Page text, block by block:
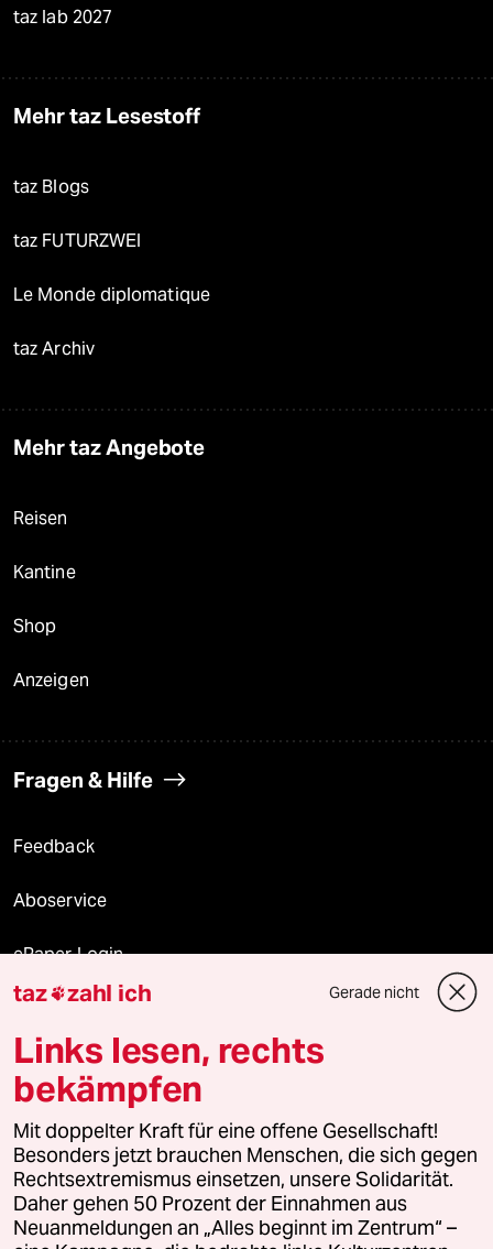
taz lab 2027
Mehr taz Lesestoff
taz Blogs
taz FUTURZWEI
Le Monde diplomatique
taz Archiv
Mehr taz Angebote
Reisen
Kantine
Shop
Anzeigen
Fragen & Hilfe
Feedback
Aboservice
ePaper Login
Downloads für Abonnierende
© 2026 taz Verlags und Vertriebs GmbH
Alle Rechte vorbehalten. Bei rechtlichen Fragen oder für Genehmigungen
wenden Sie sich bitte an
lizenzen@taz.de
Feedback Redaktionsstatut Kommune-Richtlinien
taz zahl ich Gerade nicht
Links lesen, rechts
bekämpfen
Mit doppelter Kraft für eine offene Gesellschaft!
Besonders jetzt brauchen Menschen, die sich gegen
Rechtsextremismus einsetzen, unsere Solidarität.
Daher gehen 50 Prozent der Einnahmen aus
Neuanmeldungen an „Alles beginnt im Zentrum“ –